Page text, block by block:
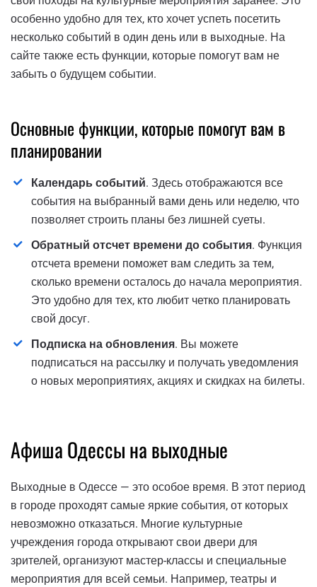
особенно удобно для тех, кто хочет успеть посетить
несколько событий в один день или в выходные. На
сайте также есть функции, которые помогут вам не
забыть о будущем событии.
Основные функции, которые помогут вам в
планировании
Календарь событий. Здесь отображаются все
события на выбранный вами день или неделю, что
позволяет строить планы без лишней суеты.
Обратный отсчет времени до события. Функция
отсчета времени поможет вам следить за тем,
сколько времени осталось до начала мероприятия.
Это удобно для тех, кто любит четко планировать
свой досуг.
Подписка на обновления. Вы можете
подписаться на рассылку и получать уведомления
о новых мероприятиях, акциях и скидках на билеты.
Афиша Одессы на выходные
Выходные в Одессе — это особое время. В этот период
в городе проходят самые яркие события, от которых
невозможно отказаться. Многие культурные
учреждения города открывают свои двери для
зрителей, организуют мастер-классы и специальные
мероприятия для всей семьи. Например, театры и